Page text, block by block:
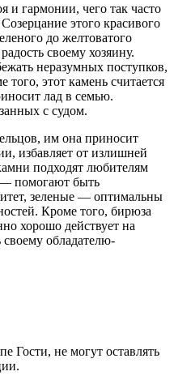
и гармонии, чего так часто
этого красивого
до желтоватого
своему хозяину.
неразумных поступков,
этот камень считается
лад в семью.
с судом.
им она приносит
избавляет от излишней
подходят любителям
— помогают быть
зеленые — оптимальны
Кроме того, бирюза
хорошо действует на
своему обладателю-
Гости, не могут оставлять